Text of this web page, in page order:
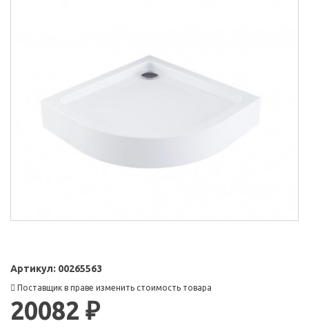
Артикул: 00265563
Поставщик в праве изменить стоимость товара
20082 ₽